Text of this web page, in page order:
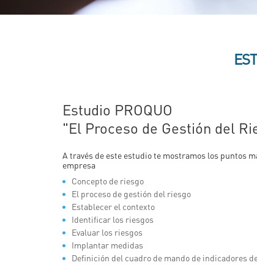
Estudio PROQUO
"El Proceso de Gestión del
A través de este estudio te mostramos los puntos
empresa
Concepto de riesgo
El proceso de gestión del riesgo
Establecer el contexto
Identificar los riesgos
Evaluar los riesgos
Implantar medidas
Definición del cuadro de mando de indicadores